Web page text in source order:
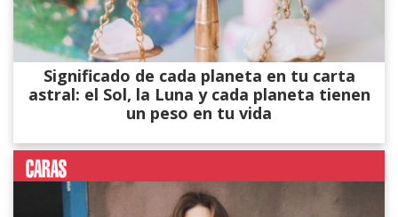
Significado de cada planeta en tu carta
astral: el Sol, la Luna y cada planeta tienen
un peso en tu vida